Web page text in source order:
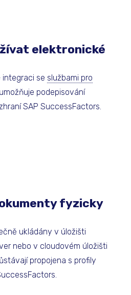
elektronické
integraci se službami pro
podepisování
SAP SuccessFactors.
fyzicky
ukládány v úložišti
nebo v cloudovém úložišti
propojena s profily